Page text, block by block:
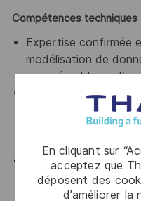
En cliquant sur
acceptez que
déposent des
d’améliorer
Compétences techniques
Expertise confirmée
modélisation de
avancés et la
Solides
bases de données
PostgreSQL), la
requêtes complexes.
Maîtrise d’un ou
programmation ou
ETL et interfaces